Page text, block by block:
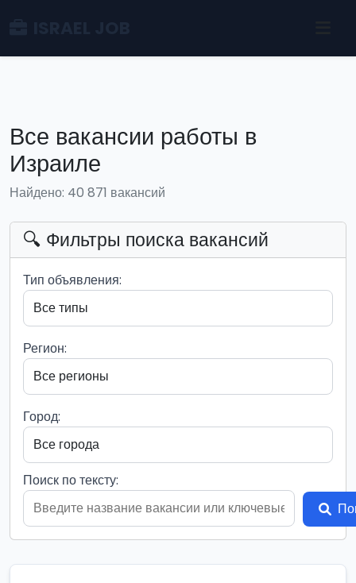
Все вакансии работы в
Израиле
Найдено: 40 871 вакансий
🔍 Фильтры поиска вакансий
Тип объявления:
Регион:
Город:
Поиск по тексту: